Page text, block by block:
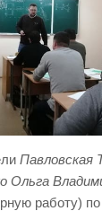
Павловская
Ольга
работу)